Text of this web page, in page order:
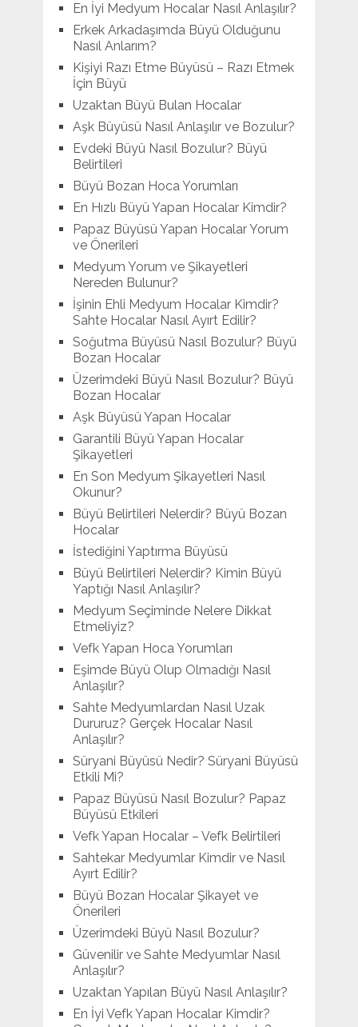
En İyi Medyum Hocalar Nasıl Anlaşılır?
Erkek Arkadaşımda Büyü Olduğunu
Nasıl Anlarım?
Kişiyi Razı Etme Büyüsü – Razı Etmek
İçin Büyü
Uzaktan Büyü Bulan Hocalar
Aşk Büyüsü Nasıl Anlaşılır ve Bozulur?
Evdeki Büyü Nasıl Bozulur? Büyü
Belirtileri
Büyü Bozan Hoca Yorumları
En Hızlı Büyü Yapan Hocalar Kimdir?
Papaz Büyüsü Yapan Hocalar Yorum
ve Önerileri
Medyum Yorum ve Şikayetleri
Nereden Bulunur?
İşinin Ehli Medyum Hocalar Kimdir?
Sahte Hocalar Nasıl Ayırt Edilir?
Soğutma Büyüsü Nasıl Bozulur? Büyü
Bozan Hocalar
Üzerimdeki Büyü Nasıl Bozulur? Büyü
Bozan Hocalar
Aşk Büyüsü Yapan Hocalar
Garantili Büyü Yapan Hocalar
Şikayetleri
En Son Medyum Şikayetleri Nasıl
Okunur?
Büyü Belirtileri Nelerdir? Büyü Bozan
Hocalar
İstediğini Yaptırma Büyüsü
Büyü Belirtileri Nelerdir? Kimin Büyü
Yaptığı Nasıl Anlaşılır?
Medyum Seçiminde Nelere Dikkat
Etmeliyiz?
Vefk Yapan Hoca Yorumları
Eşimde Büyü Olup Olmadığı Nasıl
Anlaşılır?
Sahte Medyumlardan Nasıl Uzak
Dururuz? Gerçek Hocalar Nasıl
Anlaşılır?
Süryani Büyüsü Nedir? Süryani Büyüsü
Etkili Mi?
Papaz Büyüsü Nasıl Bozulur? Papaz
Büyüsü Etkileri
Vefk Yapan Hocalar – Vefk Belirtileri
Sahtekar Medyumlar Kimdir ve Nasıl
Ayırt Edilir?
Büyü Bozan Hocalar Şikayet ve
Önerileri
Üzerimdeki Büyü Nasıl Bozulur?
Güvenilir ve Sahte Medyumlar Nasıl
Anlaşılır?
Uzaktan Yapılan Büyü Nasıl Anlaşılır?
En İyi Vefk Yapan Hocalar Kimdir?